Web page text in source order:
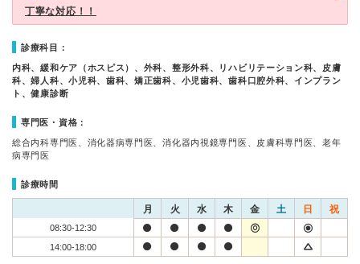
丁寧な対応！！
診療科目：
内科、緩和ケア（ホスピス）、外科、整形外科、リハビリテーション科、皮膚
科、婦人科、小児科、歯科、矯正歯科、小児歯科、歯科口腔外科、インプラン
ト、健康診断
専門医・資格：
総合内科専門医、消化器病専門医、消化器内視鏡専門医、皮膚科専門医、老年
病専門医
診療時間
月 火 水 木 金 土 日 祝
08:30-12:30
14:00-18:00